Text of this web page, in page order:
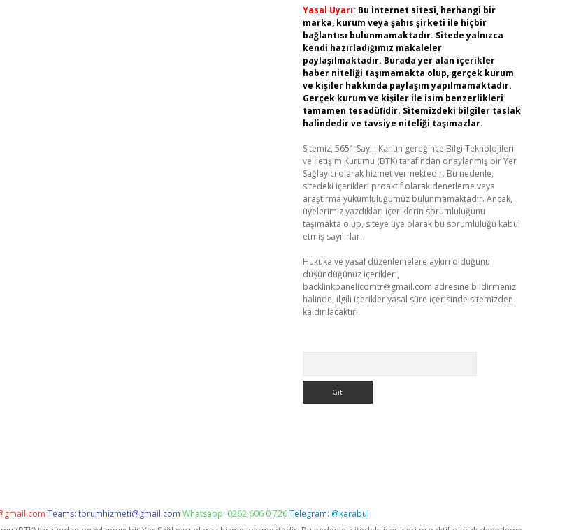
Yasal Uyarı: Bu internet sitesi, herhangi bir
marka, kurum veya şahıs şirketi ile hiçbir
bağlantısı bulunmamaktadır. Sitede yalnızca
kendi hazırladığımız makaleler
paylaşılmaktadır. Burada yer alan içerikler
haber niteliği taşımamakta olup, gerçek kurum
ve kişiler hakkında paylaşım yapılmamaktadır.
Gerçek kurum ve kişiler ile isim benzerlikleri
tamamen tesadüfidir. Sitemizdeki bilgiler taslak
halindedir ve tavsiye niteliği taşımazlar.
Sitemiz, 5651 Sayılı Kanun gereğince Bilgi Teknolojileri
ve İletişim Kurumu (BTK) tarafından onaylanmış bir Yer
Sağlayıcı olarak hizmet vermektedir. Bu nedenle,
sitedeki içerikleri proaktif olarak denetleme veya
araştırma yükümlülüğümüz bulunmamaktadır. Ancak,
üyelerimiz yazdıkları içeriklerin sorumluluğunu
taşımakta olup, siteye üye olarak bu sorumluluğu kabul
etmiş sayılırlar.
Hukuka ve yasal düzenlemelere aykırı olduğunu
düşündüğünüz içerikleri,
backlinkpanelicomtr@gmail.com adresine bildirmeniz
halinde, ilgili içerikler yasal süre içerisinde sitemizden
kaldırılacaktır.
Teams:forumhizmeti@gmail.com Whatsapp: 0262 606 0 726Telegram: @karabul